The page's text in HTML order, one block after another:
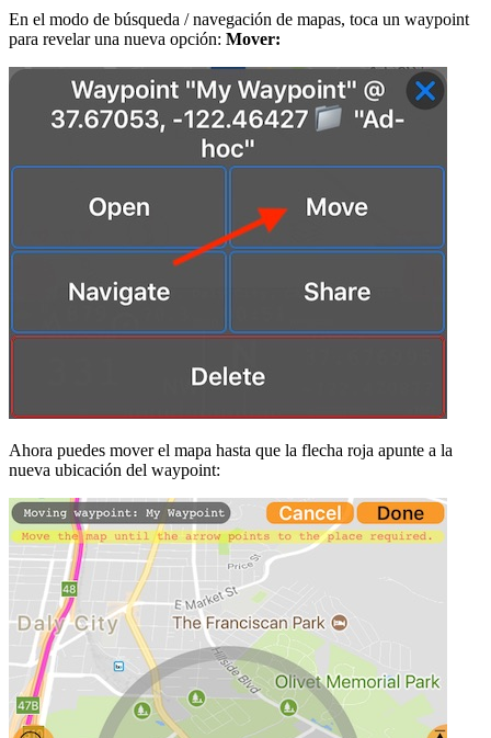
En el modo de búsqueda / navegación de mapas, toca un waypoint
para revelar una nueva opción: Mover:
Ahora puedes mover el mapa hasta que la flecha roja apunte a la
nueva ubicación del waypoint: